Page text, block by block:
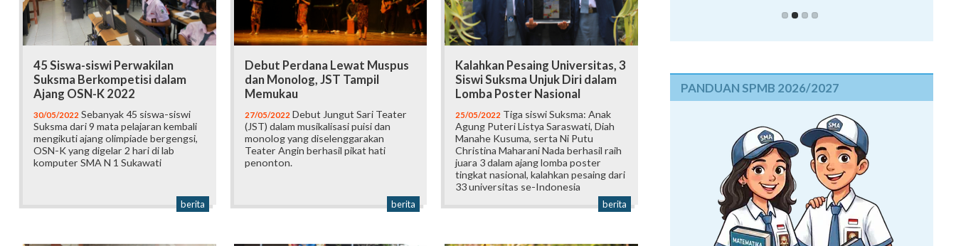
45 Siswa-siswi Perwakilan
Suksma Berkompetisi dalam
Ajang OSN-K 2022
30/05/2022 Sebanyak 45 siswa-siswi
Suksma dari 9 mata pelajaran kembali
mengikuti ajang olimpiade bergengsi,
OSN-K yang digelar 2 hari di lab
komputer SMA N 1 Sukawati
berita
Debut Perdana Lewat Muspus
dan Monolog, JST Tampil
Memukau
27/05/2022 Debut Jungut Sari Teater
(JST) dalam musikalisasi puisi dan
monolog yang diselenggarakan
Teater Angin berhasil pikat hati
penonton.
berita
Kalahkan Pesaing Universitas, 3
Siswi Suksma Unjuk Diri dalam
Lomba Poster Nasional
25/05/2022 Tiga siswi Suksma: Anak
Agung Puteri Listya Saraswati, Diah
Manahe Kusuma, serta Ni Putu
Christina Maharani Nada berhasil raih
juara 3 dalam ajang lomba poster
tingkat nasional, kalahkan pesaing dari
33 universitas se-Indonesia
berita
PANDUAN SPMB 2026/2027